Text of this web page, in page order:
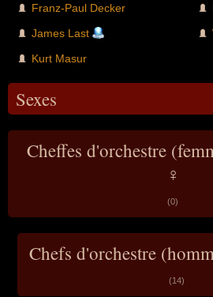
Franz-Paul Decker
James Last
Kurt Masur
Sexes
Cheffes d'orchestre
♀
(0)
Chefs d'orchestre
(14)